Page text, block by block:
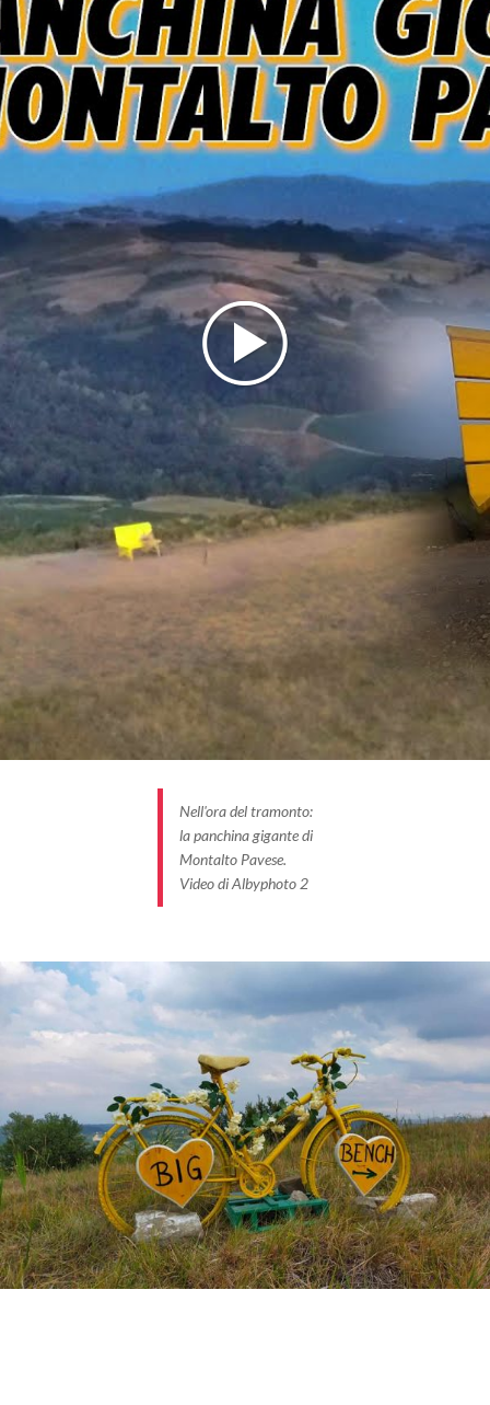
- 27040 Montaldo Pavese (PV) | Tel: 333 1793822 |
Aperto 9-15:00 escluso il lunedì.
CANTINA CA’ DEL GE’ | Fraz. Ca’ del Ge’, 3 - 27040
Montaldo pavese (PV) | Tel: 0383 870179 | Aperto
9:30-12:00, 14:30-18:00.
Nell'ora del tramonto:
la panchina gigante di
Montalto Pavese.
Video di Albyphoto 2